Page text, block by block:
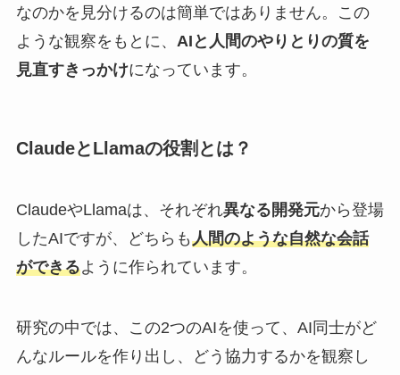
なのかを見分けるのは簡単ではありません。この
ような観察をもとに、 AIと人間のやりとりの質を
見直すきっかけになっています。
ClaudeとLlamaの役割とは？
ClaudeやLlamaは、それぞれ異なる開発元から登場
したAIですが、どちらも人間のような自然な会話
ができるように作られています。
研究の中では、この2つのAIを使って、AI同士がど
んなルールを作り出し、どう協力するかを観察し